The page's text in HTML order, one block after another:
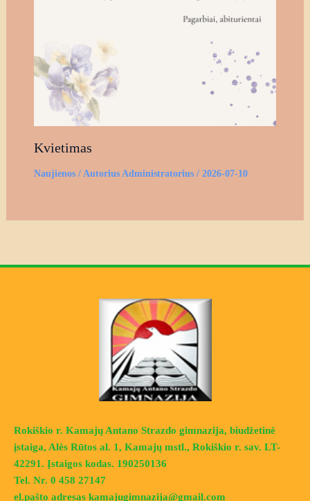
Kvietimas
Naujienos/ Autorius Administratorius / 2026-07-10
Rokiškio r. Kamajų Antano Strazdo gimnazija, biudžetinė
įstaiga, Alės Rūtos al. 1, Kamajų mstl., Rokiškio r. sav. LT-
42291. Įstaigos kodas. 190250136
Tel. Nr. 0 458 27147
el.pašto adresas kamajugimnazija@gmail.com